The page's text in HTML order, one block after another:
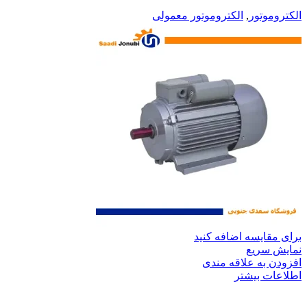
الکتروموتور , الکتروموتور معمولی
برای مقایسه اضافه کنید
نمایش سریع
افزودن به علاقه مندی
اطلاعات بیشتر